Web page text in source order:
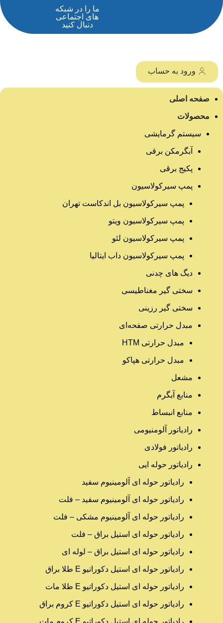
ما را در شبکه
های اجتماعی
دنبال کنید
ورود به حساب
صفحه اصلی
محصولات
سیستم گرمایشی
آبگرمکن برقی
پکیج برقی
پمپ سیرکولاسیون
پمپ سیرکولاسیون بل اندکاست تهران
پمپ سیرکولاسیون ویتو
پمپ سیرکولاسیون لئو
پمپ سیرکولاسیون داب ایتالیا
دیگ های چدنی
سختی گیر مغناطیسی
سختی گیر رزینی
مبدل حرارتی صفحه‌ای
مبدل حرارتی HTM‎
مبدل حرارتی هپاکو
مشعل
منابع آبگرم
منابع انبساط
رادیاتور آلومنیومی
رادیاتور فولادی
رادیاتور حوله ایی
رادیاتور حوله ای آلومینیوم سفید
رادیاتور حوله ای آلومینیوم سفید – فلت
رادیاتور حوله ای آلومینیوم مشکی – فلت
رادیاتور حوله ای استیل براق – فلت
رادیاتور حوله ای استیل براق – لوله ای
رادیاتور حوله ای استیل دکوراتیو E طلا براق
رادیاتور حوله ای استیل دکوراتیو E طلا مات
رادیاتور حوله ای استیل دکوراتیو E کروم براق
رادیاتور حوله ای استیل دکوراتیو E کروم مات